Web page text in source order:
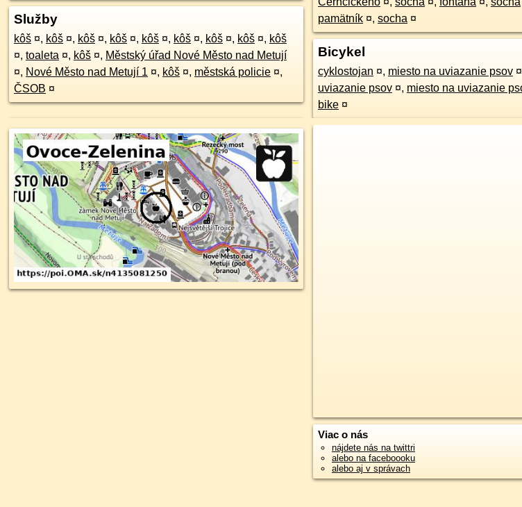
Služby
kôš ¤, kôš ¤, kôš ¤, kôš ¤, kôš ¤, kôš ¤, kôš ¤, kôš ¤, kôš
¤, toaleta ¤, kôš ¤, Městský úřad Nové Město nad Metují
¤, Nové Město nad Metují 1 ¤, kôš ¤, městská policie ¤,
ČSOB ¤
pamätník ¤, socha ¤
Bicykel
cyklostojan ¤, miesto na uviazanie psov ¤
uviazanie psov ¤, miesto na uviazanie
bike ¤
Viac o nás
nájdete nás na twittri
alebo na faceboooku
alebo aj v správach